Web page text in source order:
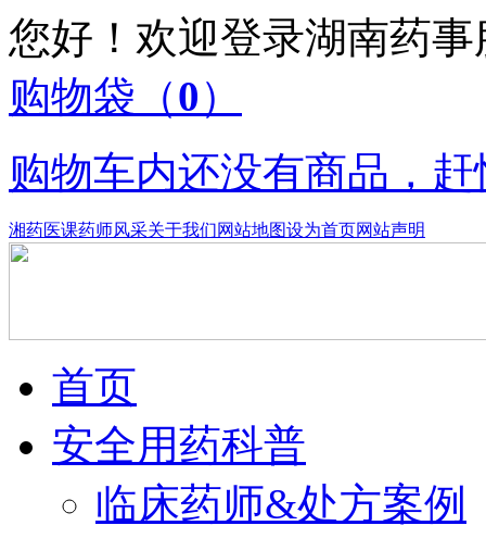
您好！欢迎登录湖南药
购物袋 （0）
购物车内还没有商品，
湘药医课药师风采关于我们网站地图设为首页网站声明
首页
安全用药科普
临床药师&处方案例